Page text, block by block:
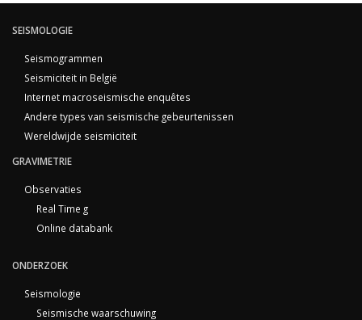
SEISMOLOGIE
Seismogrammen
Seismiciteit in België
Internet macroseismische enquêtes
Andere types van seismische gebeurtenissen
Wereldwijde seismiciteit
GRAVIMETRIE
Observaties
Real Time g
Online databank
ONDERZOEK
Seismologie
Seismische waarschuwing